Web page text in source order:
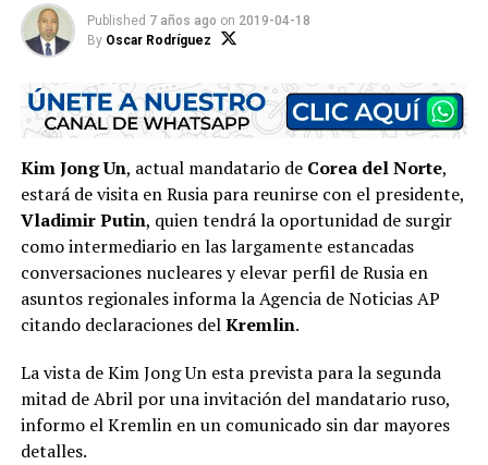
Published 7 años ago on 2019-04-18
By Oscar Rodríguez
Kim Jong Un, actual mandatario de Corea del Norte,
estará de visita en Rusia para reunirse con el presidente,
Vladimir Putin, quien tendrá la oportunidad de surgir
como intermediario en las largamente estancadas
conversaciones nucleares y elevar perfil de Rusia en
asuntos regionales informa la Agencia de Noticias AP
citando declaraciones delKremlin.
La vista de Kim Jong Un esta prevista para la segunda
mitad de Abril por una invitación del mandatario ruso,
informo el Kremlin en un comunicado sin dar mayores
detalles.